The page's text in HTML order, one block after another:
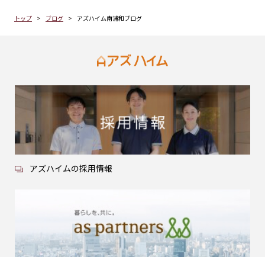
トップ ブログ アズハイム南浦和ブログ
アズハイムの採用情報